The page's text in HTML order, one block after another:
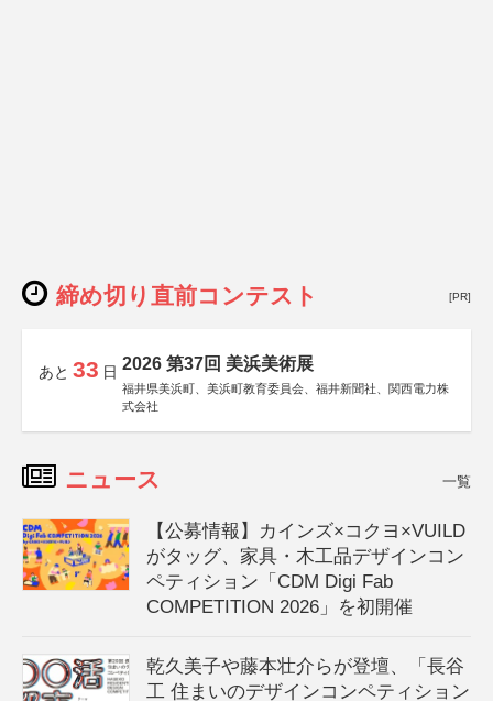
締め切り直前コンテスト [PR]
あと 33 日 2026 第37回 美浜美術展
福井県美浜町、美浜町教育委員会、福井新聞社、関西電力株
式会社
ニュース 一覧
【公募情報】カインズ×コクヨ×VUILD
がタッグ、家具・木工品デザインコン
ペティション「CDM Digi Fab
COMPETITION 2026」を初開催
乾久美子や藤本壮介らが登壇、「長谷
工 住まいのデザインコンペティション